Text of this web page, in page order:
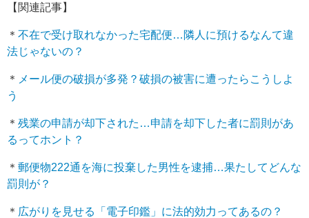
【関連記事】
＊ 不在で受け取れなかった宅配便…隣人に預けるなんて違
法じゃないの？
＊ メール便の破損が多発？破損の被害に遭ったらこうしよ
う
＊ 残業の申請が却下された…申請を却下した者に罰則があ
るってホント？
＊ 郵便物222通を海に投棄した男性を逮捕…果たしてどんな
罰則が？
＊ 広がりを見せる「電子印鑑」に法的効力ってあるの？